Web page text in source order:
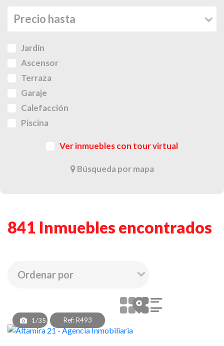
Jardín
Ascensor
Terraza
Garaje
Calefacción
Piscina
Ver inmuebles con tour virtual
Búsqueda por mapa
841 Inmuebles encontrados
1/35 Ref: R493